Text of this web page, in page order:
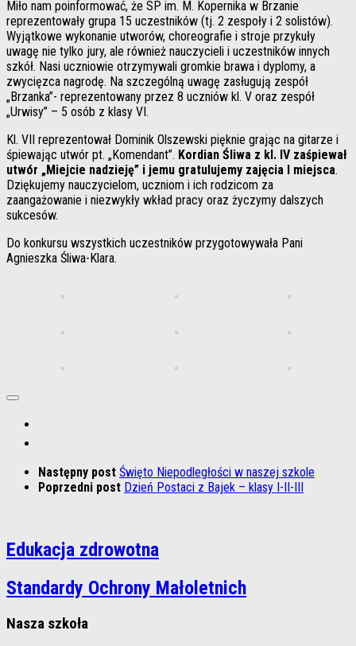
Miło nam poinformować, że SP im. M. Kopernika w Brzanie
reprezentowały grupa 15 uczestników (tj. 2 zespoły i 2 solistów).
Wyjątkowe wykonanie utworów, choreografie i stroje przykuły
uwagę nie tylko jury, ale również nauczycieli i uczestników innych
szkół. Nasi uczniowie otrzymywali gromkie brawa i dyplomy, a
zwycięzca nagrodę. Na szczególną uwagę zasługują zespół
„Brzanka”- reprezentowany przez 8 uczniów kl. V oraz zespół
„Urwisy” – 5 osób z klasy VI.
Kl. VII reprezentował Dominik Olszewski pięknie grając na gitarze i
śpiewając utwór pt. „Komendant”. Kordian Śliwa z kl. IV zaśpiewał
utwór „Miejcie nadzieję” i jemu gratulujemy zajęcia I miejsca.
Dziękujemy nauczycielom, uczniom i ich rodzicom za
zaangażowanie i niezwykły wkład pracy oraz życzymy dalszych
sukcesów.
Do konkursu wszystkich uczestników przygotowywała Pani
Agnieszka Śliwa-Klara.
Następny post Święto Niepodległości w naszej szkole
Poprzedni post Dzień Postaci z Bajek – klasy I-II-III
Edukacja zdrowotna
Standardy Ochrony Małoletnich
Nasza szkoła